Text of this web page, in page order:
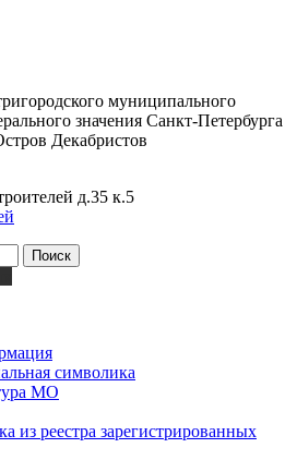
муниципального
значения Санкт-Петербурга
Декабристов
д.35 к.5
Поиск
символика
МО
из реестра зарегистрированных